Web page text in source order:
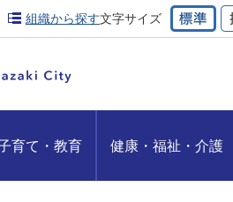
組織から探す文字サイズ
育て・教育 健康・福祉・介護